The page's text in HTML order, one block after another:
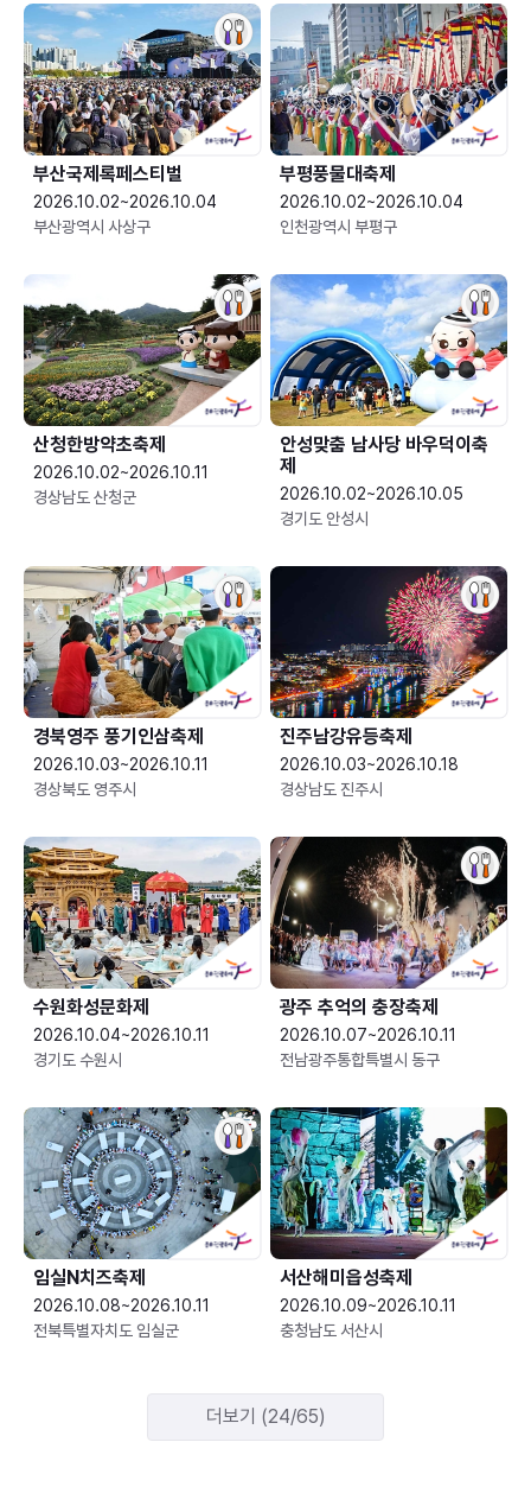
부산국제록페스티벌
2026.10.02~2026.10.04
부산광역시 사상구
부평풍물대축제
2026.10.02~2026.10.04
인천광역시 부평구
산청한방약초축제
2026.10.02~2026.10.11
경상남도 산청군
안성맞춤 남사당 바우덕이축
제
2026.10.02~2026.10.05
경기도 안성시
경북영주 풍기인삼축제
2026.10.03~2026.10.11
경상북도 영주시
진주남강유등축제
2026.10.03~2026.10.18
경상남도 진주시
수원화성문화제
2026.10.04~2026.10.11
경기도 수원시
광주 추억의 충장축제
2026.10.07~2026.10.11
전남광주통합특별시 동구
임실N치즈축제
2026.10.08~2026.10.11
전북특별자치도 임실군
서산해미읍성축제
2026.10.09~2026.10.11
충청남도 서산시
더보기 (24/65)